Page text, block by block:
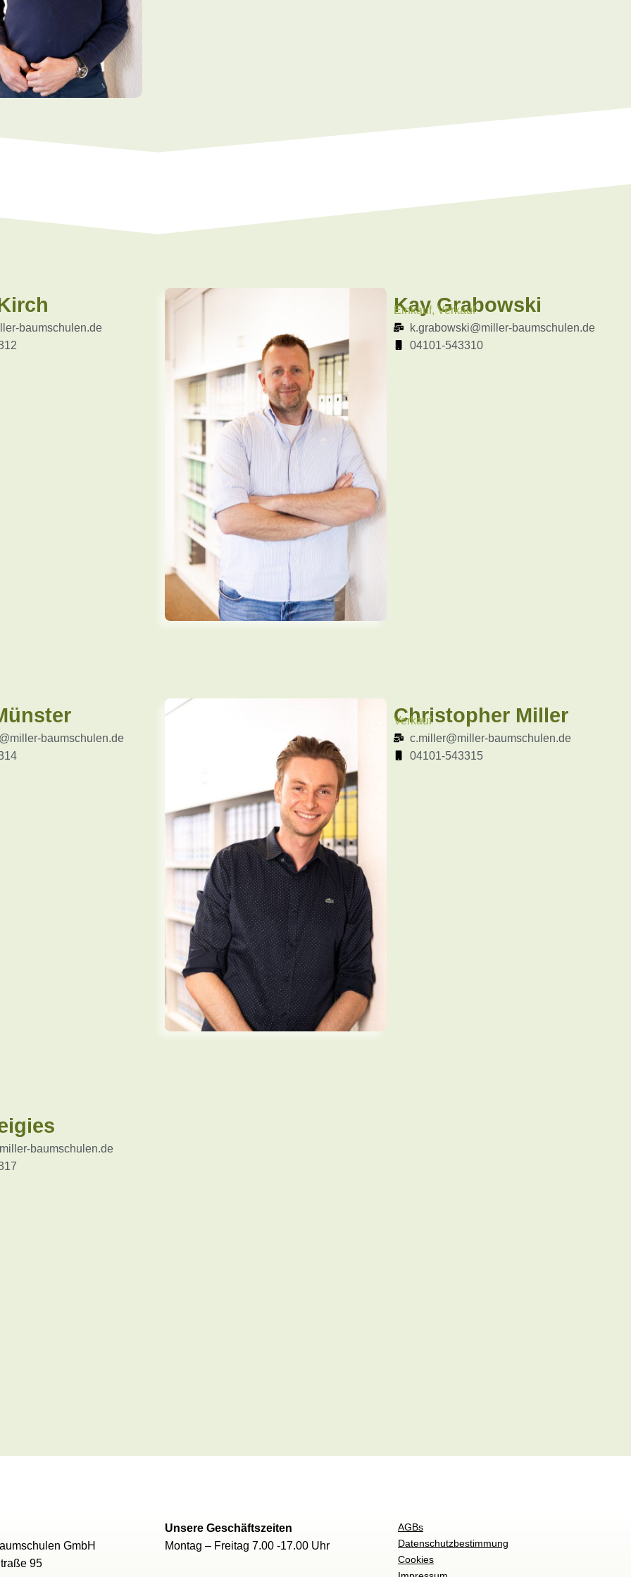
baumschulen.de
Kay Grabowski
Einkauf, Verkauf
k.grabowski@miller-baumschulen.de
04101-543310
baumschulen.de
Christopher Miller
Verkauf
c.miller@miller-baumschulen.de
04101-543315
baumschulen.de
GmbH
95
Unsere Geschäftszeiten
Montag – Freitag 7.00 -17.00 Uhr
AGBs
Datenschutzbestimmung
Cookies